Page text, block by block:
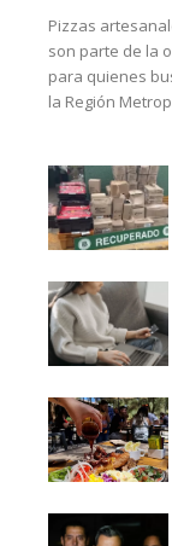
Pizzas
son parte de la
para quienes
la Región